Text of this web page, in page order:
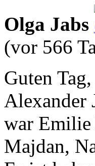
Olga Jabs
(vor 566
Guten
Alexander
war
Majdan,